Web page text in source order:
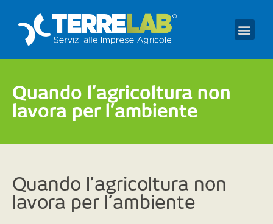
Quando l’agricoltura non
lavora per l’ambiente
Quando l’agricoltura non
lavora per l’ambiente